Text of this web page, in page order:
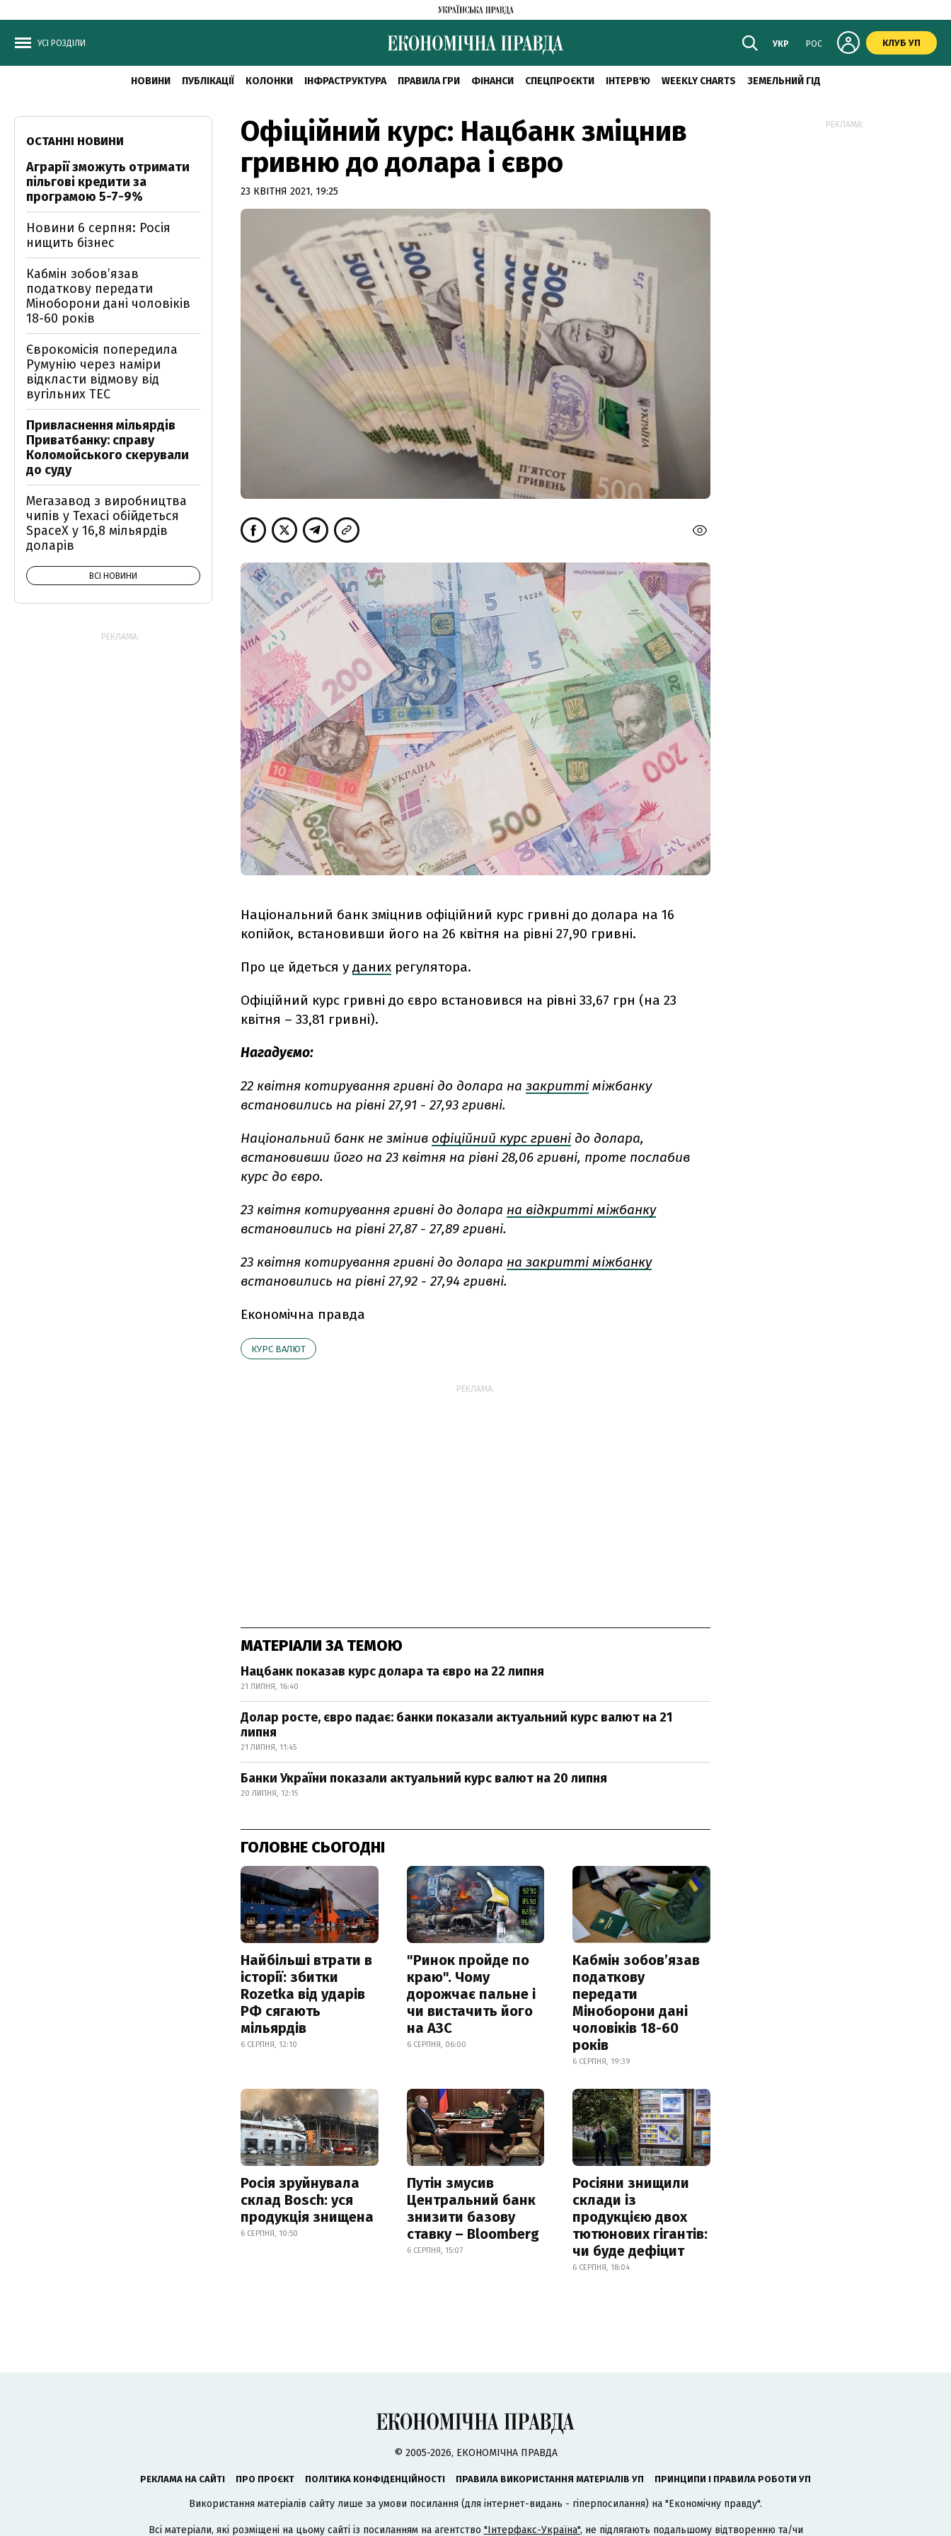
УСІ РОЗДІЛИ УКР РОС КЛУБ УП
НОВИНИ ПУБЛІКАЦІЇ КОЛОНКИ ІНФРАСТРУКТУРА ПРАВИЛА ГРИ ФІНАНСИ СПЕЦПРОЄКТИ ІНТЕРВ'Ю WEEKLY CHARTS ЗЕМЕЛЬНИЙ ГІД
Офіційний курс: Нацбанк зміцнив
гривню до долара і євро
23 КВІТНЯ 2021, 19:25
Національний банк зміцнив офіційний курс гривні до долара на 16
копійок, встановивши його на 26 квітня на рівні 27,90 гривні.
Про це йдеться у даних регулятора.
Офіційний курс гривні до євро встановився на рівні 33,67 грн (на 23
квітня – 33,81 гривні).
Нагадуємо:
22 квітня котирування гривні до долара на закритті міжбанку
встановились на рівні 27,91 - 27,93 гривні.
Національний банк не змінив офіційний курс гривні до долара,
встановивши його на 23 квітня на рівні 28,06 гривні, проте послабив
курс до євро.
23 квітня котирування гривні до долара на відкритті міжбанку
встановились на рівні 27,87 - 27,89 гривні.
23 квітня котирування гривні до долара на закритті міжбанку
встановились на рівні 27,92 - 27,94 гривні.
Економічна правда
КУРС ВАЛЮТ
РЕКЛАМА:
МАТЕРІАЛИ ЗА ТЕМОЮ
Нацбанк показав курс долара та євро на 22 липня
21 ЛИПНЯ, 16:40
Долар росте, євро падає: банки показали актуальний курс валют на 21
липня
21 ЛИПНЯ, 11:45
Банки України показали актуальний курс валют на 20 липня
20 ЛИПНЯ, 12:15
ГОЛОВНЕ СЬОГОДНІ
Найбільші втрати в
історії: збитки
Rozetka від ударів
РФ сягають
мільярдів
6 СЕРПНЯ, 12:10
"Ринок пройде по
краю". Чому
дорожчає пальне і
чи вистачить його
на АЗС
6 СЕРПНЯ, 06:00
Кабмін зобовʼязав
податкову
передати
Міноборони дані
чоловіків 18-60
років
6 СЕРПНЯ, 19:39
Росія зруйнувала
склад Bosch: уся
продукція знищена
6 СЕРПНЯ, 10:50
Путін змусив
Центральний банк
знизити базову
ставку – Bloomberg
6 СЕРПНЯ, 15:07
Росіяни знищили
склади із
продукцією двох
тютюнових гігантів:
чи буде дефіцит
6 СЕРПНЯ, 18:04
ОСТАННІ НОВИНИ
Аграрії зможуть отримати
пільгові кредити за
програмою 5-7-9%
Новини 6 серпня: Росія
нищить бізнес
Кабмін зобовʼязав
податкову передати
Міноборони дані чоловіків
18-60 років
Єврокомісія попередила
Румунію через наміри
відкласти відмову від
вугільних ТЕС
Привласнення мільярдів
Приватбанку: справу
Коломойського скерували
до суду
Мегазавод з виробництва
чипів у Техасі обійдеться
SpaceX у 16,8 мільярдів
доларів
ВСІ НОВИНИ
РЕКЛАМА:
РЕКЛАМА:
© 2005-2026, ЕКОНОМІЧНА ПРАВДА
РЕКЛАМА НА САЙТІ ПРО ПРОЄКТ ПОЛІТИКА КОНФІДЕНЦІЙНОСТІ ПРАВИЛА ВИКОРИСТАННЯ МАТЕРІАЛІВ УП ПРИНЦИПИ І ПРАВИЛА РОБОТИ УП
Використання матеріалів сайту лише за умови посилання (для інтернет-видань - гіперпосилання) на "Економічну правду".
Всі матеріали, які розміщені на цьому сайті із посиланням на агентство "Інтерфакс-Україна", не підлягають подальшому відтворенню та/чи